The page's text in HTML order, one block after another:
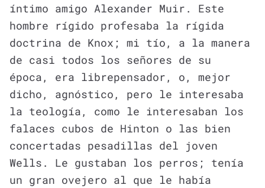
íntimo amigo Alexander Muir. Este
hombre rígido profesaba la rígida
doctrina de Knox; mi tío, a la manera
de casi todos los señores de su
época, era librepensador, o, mejor
dicho, agnóstico, pero le interesaba
la teología, como le interesaban los
falaces cubos de Hinton o las bien
concertadas pesadillas del joven
Wells. Le gustaban los perros; tenía
un gran ovejero al que le había